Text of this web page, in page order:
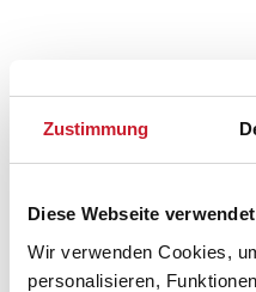
Zustimmung
Diese Webseite
Wir verwenden Cookies,
personalisieren,